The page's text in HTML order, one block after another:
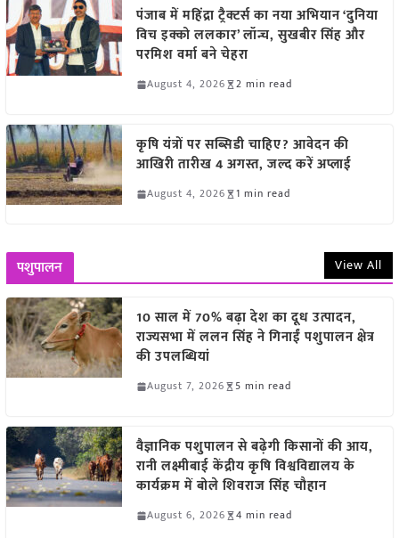
पंजाब में महिंद्रा ट्रैक्टर्स का नया अभियान ‘दुनिया
विच इक्को ललकार’ लॉन्च, सुखबीर सिंह और
परमिश वर्मा बने चेहरा
August 4, 2026 2 min read
कृषि यंत्रों पर सब्सिडी चाहिए? आवेदन की
आखिरी तारीख 4 अगस्त, जल्द करें अप्लाई
August 4, 2026 1 min read
पशुपालन View All
10 साल में 70% बढ़ा देश का दूध उत्पादन,
राज्यसभा में ललन सिंह ने गिनाईं पशुपालन क्षेत्र
की उपलब्धियां
August 7, 2026 5 min read
वैज्ञानिक पशुपालन से बढ़ेगी किसानों की आय,
रानी लक्ष्मीबाई केंद्रीय कृषि विश्वविद्यालय के
कार्यक्रम में बोले शिवराज सिंह चौहान
August 6, 2026 4 min read